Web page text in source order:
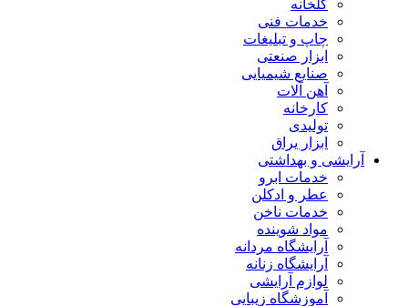
گلخانه
خدمات فنی
چاپ و تبلیغات
ابزار صنعتی
صنایع شیمیایی
آهن آلات
کارخانه
تولیدی
ابزار یراق
آرایشی و بهداشتی
خدمات ابرو
عطر و ادکلن
خدمات ناخن
مواد شوینده
آرایشگاه مردانه
آرایشگاه زنانه
لوازم آرایشی
آموزشگاه زیبایی